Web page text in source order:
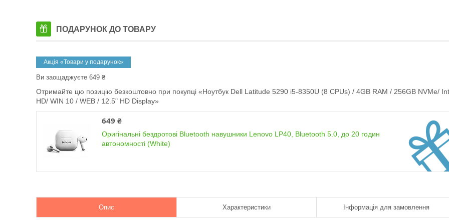
ПОДАРУНОК ДО ТОВАРУ
Акція «Товари у подарунок»
Ви заощаджуєте 649 ₴
Отримайте цю позицію безкоштовно при покупці «Ноутбук Dell Latitude 5290 i5-8350U (8 CPUs) / 4GB RAM / 256GB NVMe/
HD/ WIN 10 / WEB / 12.5" HD Display»
649 ₴
Оригінальні бездротові Bluetooth навушники Lenovo LP40, Bluetooth 5.0, до 20 годин
автономності (White)
Опис Характеристики Інформація для замовлення